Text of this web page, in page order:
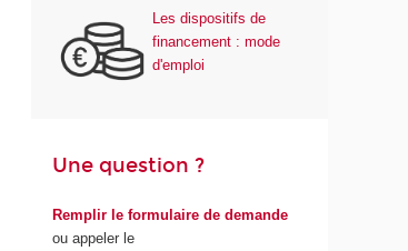
Les dispositifs de
financement : mode
d'emploi
Une question ?
Remplir le formulaire de demande
ou appeler le